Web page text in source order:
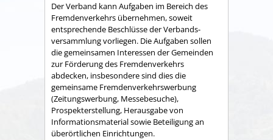
Der Verband kann Aufgaben im Bereich des
Fremdenverkehrs übernehmen, soweit
entsprechende Beschlüsse der Verbands­
versammlung vorliegen. Die Aufgaben sollen
die gemeinsamen Interessen der Gemeinden
zur Förderung des Fremdenverkehrs
abdecken, insbesondere sind dies die
gemeinsame Fremden­verkehrswerbung
(Zeitungswerbung, Messebesuche),
Prospekter­stellung, Herausgabe von
Informationsmaterial sowie Betei­ligung an
überörtlichen Einrichtungen.